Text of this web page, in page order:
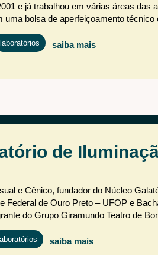
e já trabalhou em várias áreas
uma bolsa de aperfeiçoamento técnico
laboratórios saiba mais
de
e Cênico, fundador do Núcleo
Federal de Ouro Preto – UFOP e
do Grupo Giramundo Teatro de
laboratórios saiba mais